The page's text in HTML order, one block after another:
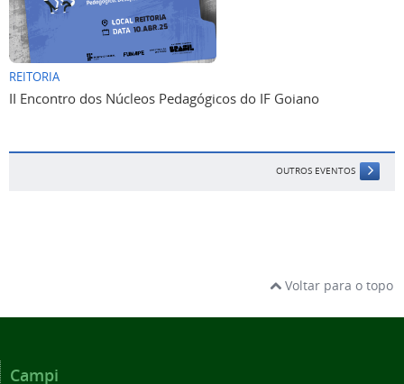
REITORIA
II Encontro dos Núcleos Pedagógicos do IF Goiano
OUTROS EVENTOS
Voltar para o topo
Campi